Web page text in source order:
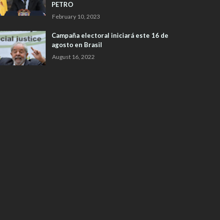
PETRO
February 10, 2023
Campaña electoral iniciará este 16 de
agosto en Brasil
August 16, 2022